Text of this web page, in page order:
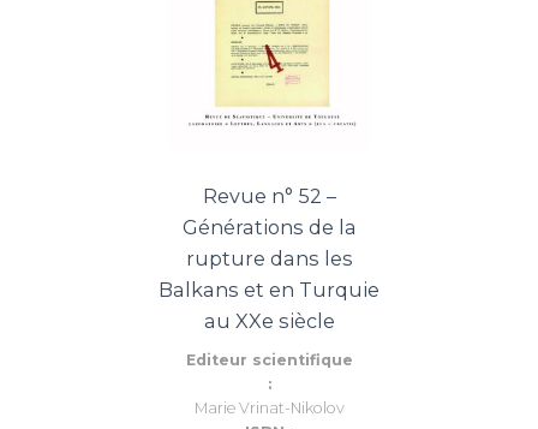
Revue n° 52 –
Générations de la
rupture dans les
Balkans et en Turquie
au XXe siècle
Editeur scientifique
:
Marie Vrinat-Nikolov